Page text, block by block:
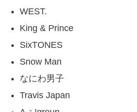
WEST.
King & Prince
SixTONES
Snow Man
なにわ男子
Travis Japan